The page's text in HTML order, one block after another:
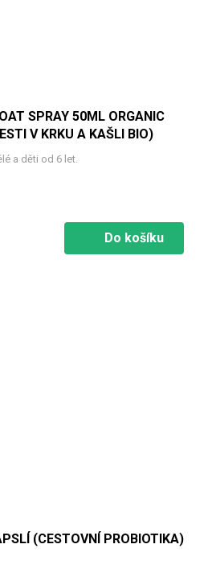
SPRAY 50ML ORGANIC
V KRKU A KAŠLI BIO)
a děti od 6 let.
Do košíku
(CESTOVNÍ PROBIOTIKA)